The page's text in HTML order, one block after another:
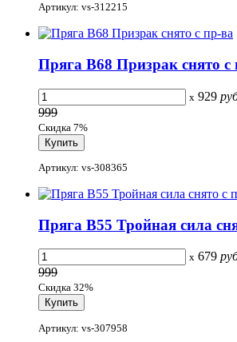
Артикул: vs-312215
Пряга B68 Призрак снято с
x 929
999
Скидка 7%
Артикул: vs-308365
Пряга B55 Тройная сила
x 679
999
Скидка 32%
Артикул: vs-307958